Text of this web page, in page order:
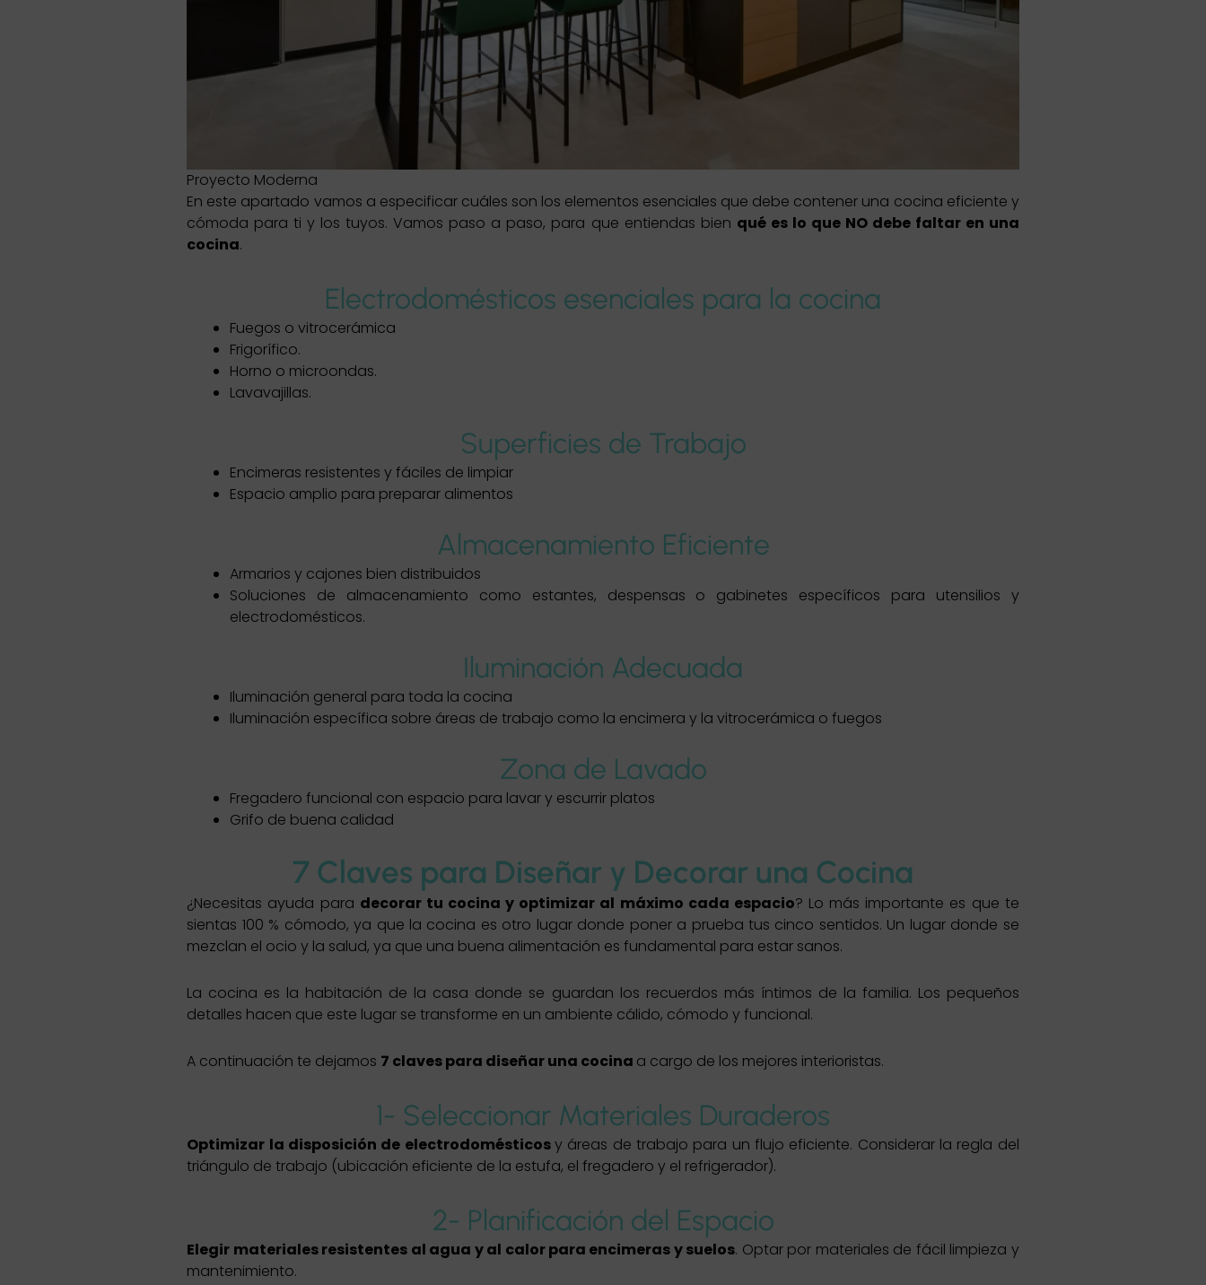
Proyecto Moderna
En este apartado vamos a especificar cuáles son los elementos esenciales que debe contener una cocina eficiente y
cómoda para ti y los tuyos. Vamos paso a paso, para que entiendas bien qué es lo que NO debe faltar en una
cocina.
Electrodomésticos esenciales para la cocina
Fuegos o vitrocerámica
Frigorífico.
Horno o microondas.
Lavavajillas.
Superficies de Trabajo
Encimeras resistentes y fáciles de limpiar
Espacio amplio para preparar alimentos
Almacenamiento Eficiente
Armarios y cajones bien distribuidos
Soluciones de almacenamiento como estantes, despensas o gabinetes específicos para utensilios y
electrodomésticos.
Iluminación Adecuada
Iluminación general para toda la cocina
Iluminación específica sobre áreas de trabajo como la encimera y la vitrocerámica o fuegos
Zona de Lavado
Fregadero funcional con espacio para lavar y escurrir platos
Grifo de buena calidad
7 Claves para Diseñar y Decorar una Cocina
¿Necesitas ayuda para decorar tu cocina y optimizar al máximo cada espacio? Lo más importante es que te
sientas 100 % cómodo, ya que la cocina es otro lugar donde poner a prueba tus cinco sentidos. Un lugar donde se
mezclan el ocio y la salud, ya que una buena alimentación es fundamental para estar sanos.
La cocina es la habitación de la casa donde se guardan los recuerdos más íntimos de la familia. Los pequeños
detalles hacen que este lugar se transforme en un ambiente cálido, cómodo y funcional.
A continuación te dejamos 7 claves para diseñar una cocina a cargo de los mejores interioristas.
1- Seleccionar Materiales Duraderos
Optimizar la disposición de electrodomésticosy áreas de trabajo para un flujo eficiente. Considerar la regla del
triángulo de trabajo (ubicación eficiente de la estufa, el fregadero y el refrigerador).
2- Planificación del Espacio
Elegir materiales resistentes al agua y al calor para encimeras y suelos. Optar por materiales de fácil limpieza y
mantenimiento.